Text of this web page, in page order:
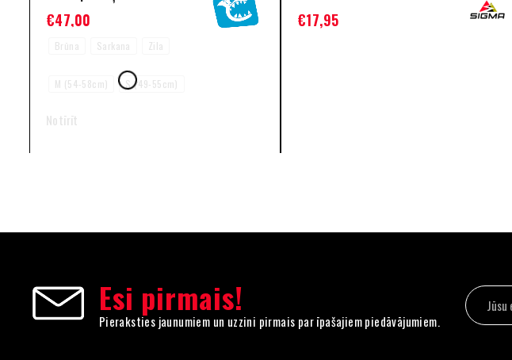
€47,00
Brūna Sarkana Zila
M (54-58cm) S (49-55cm)
Notīrīt
€17,95
Esi pirmais!
Pieraksties jaunumiem un uzzini pirmais par īpašajiem piedāvājumiem.